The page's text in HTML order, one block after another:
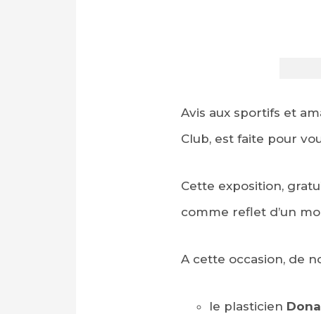
Avis aux sportifs et
Club, est faite pour
Cette exposition,
comme reflet d’un
A cette occasion, de
le plasticien